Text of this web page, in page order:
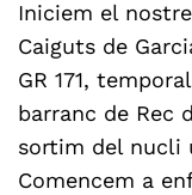
Iniciem el
Caiguts de
GR 171,
barranc de Rec
sortim del nucli
Comencem a